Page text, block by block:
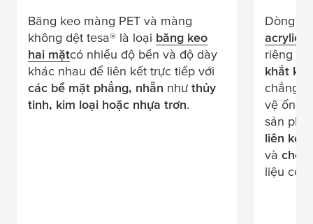
Băng keo màng PET và màng
không dệt tesa® là loại băng keo
hai mặtcó nhiều độ bền và độ dày
khác nhau để liên kết trực tiếp với
các bề mặt phẳng, nhẵn như thủy
tinh, kim loại hoặc nhựa trơn.
Dòng
acrylic
riêng
khắt khe
chẳng
vệ ống
sản
liên kết
và
liệu có